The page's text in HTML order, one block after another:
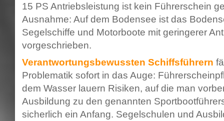
15 PS Antriebsleistung ist kein Führerschein
Ausnahme: Auf dem Bodensee ist das
Segelschiffe und Motorboote mit geringerer
vorgeschrieben.
Verantwortungsbewussten Schiffsführern
Problematik sofort in das Auge:
dem Wasser lauern Risiken, auf die man
Ausbildung zu den genannten
sicherlich ein Anfang. Segelschulen und